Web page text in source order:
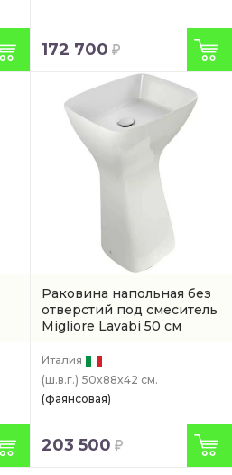
172 700
Раковина напольная без
отверстий под смеситель
Migliore Lavabi 50 см
Италия
(ш.в.г.) 50x88x42 см.
(фаянсовая)
203 500